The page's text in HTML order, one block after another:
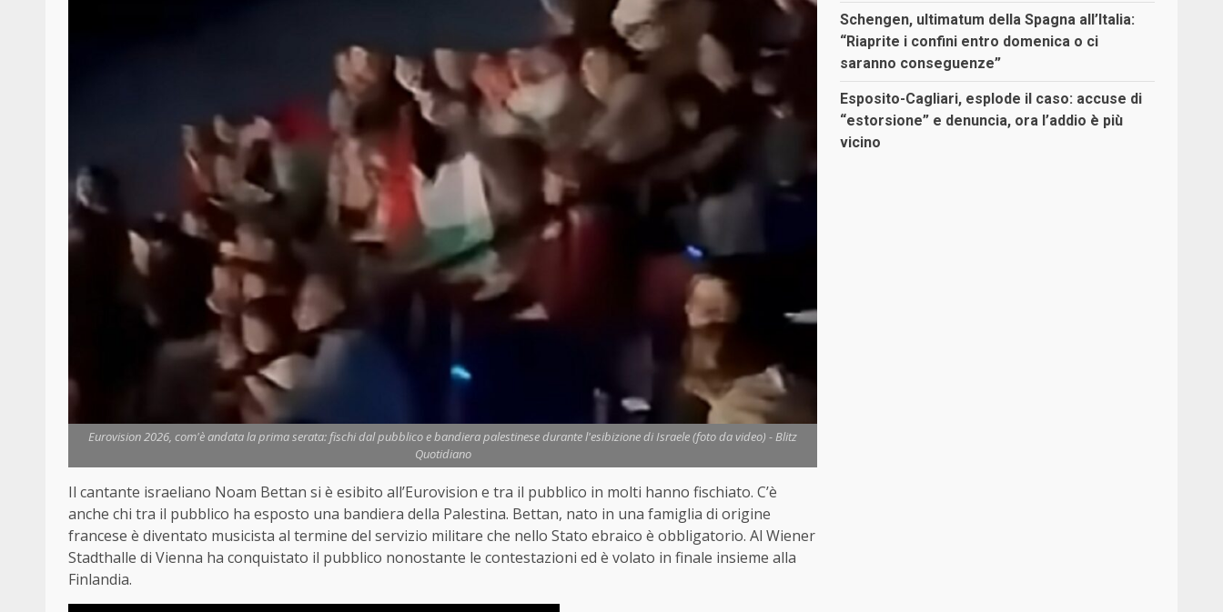
Eurovision 2026, com'è andata la prima serata: fischi dal pubblico e bandiera palestinese durante l'esibizione di Israele (foto da video) - Blitz
Quotidiano
Il cantante israeliano Noam Bettan si è esibito all’Eurovision e tra il pubblico in molti hanno fischiato. C’è
anche chi tra il pubblico ha esposto una bandiera della Palestina. Bettan, nato in una famiglia di origine
francese è diventato musicista al termine del servizio militare che nello Stato ebraico è obbligatorio. Al Wiener
Stadthalle di Vienna ha conquistato il pubblico nonostante le contestazioni ed è volato in finale insieme alla
Finlandia.
Schengen, ultimatum della Spagna all’Italia:
“Riaprite i confini entro domenica o ci
saranno conseguenze”
Esposito-Cagliari, esplode il caso: accuse di
“estorsione” e denuncia, ora l’addio è più
vicino